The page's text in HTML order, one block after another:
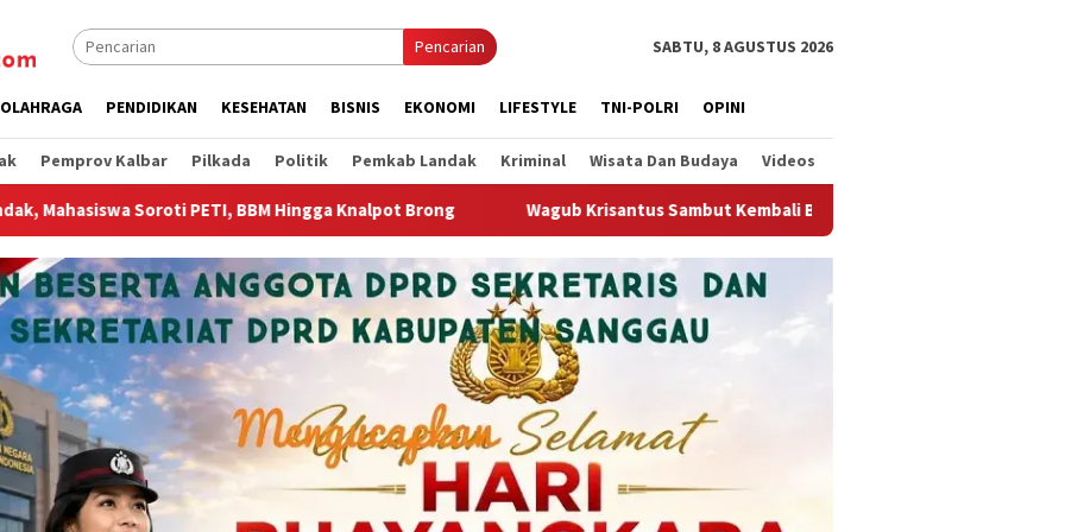
Pencarian SABTU, 8 AGUSTUS 2026
OLAHRAGA PENDIDIKAN KESEHATAN BISNIS EKONOMI LIFESTYLE TNI-POLRI OPINI
Pemprov Kalbar Pilkada Politik Pemkab Landak Kriminal Wisata Dan Budaya Videos
Hingga Knalpot Brong Wagub Krisantus Sambut Kembali Berjalannya Ekspor Alumina, Dorong Penguatan Infrastruktur